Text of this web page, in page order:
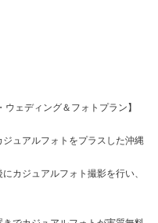
ウェディング＆フォトプラン】
ュアルフォトをプラスした沖縄
カジュアルフォト撮影を行い、